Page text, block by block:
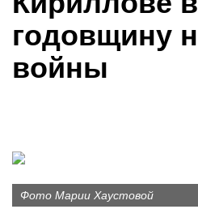
годовщину
войны
Фото Марии Хаустовой